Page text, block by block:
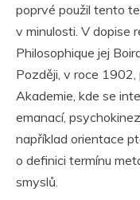
poprvé použil tento
v minulosti. V dopise
Philosophique jej
Později, v roce
Akademie, kde se
emanací,
například orientace
o definici termínu
smyslů.